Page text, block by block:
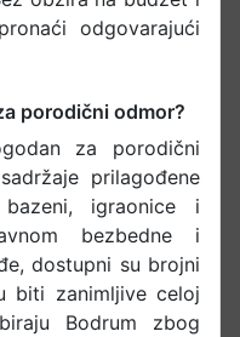
odgovarajući
porodični odmor?
za porodični
prilagođene
igraonice i
bezbedne i
dostupni su brojni
biti zanimljive celoj
Bodrum zbog